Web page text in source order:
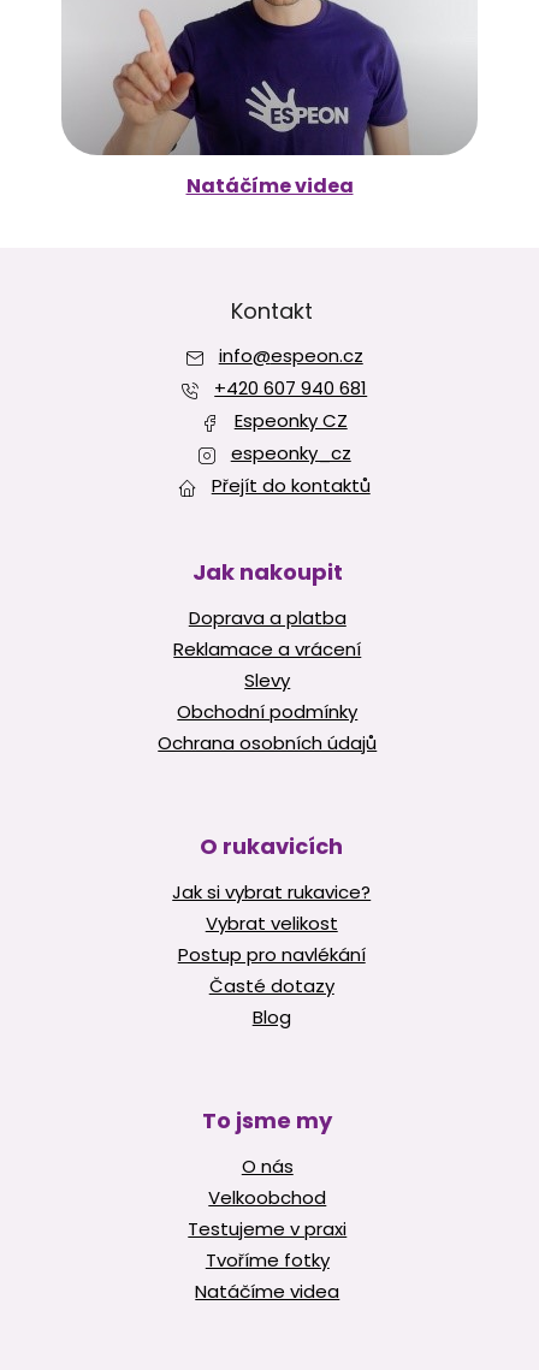
Natáčíme videa
Kontakt
info@espeon.cz
+420 607 940 681
Espeonky CZ
espeonky_cz
Přejít do kontaktů
Jak nakoupit
Doprava a platba
Reklamace a vrácení
Slevy
Obchodní podmínky
Ochrana osobních údajů
O rukavicích
Jak si vybrat rukavice?
Vybrat velikost
Postup pro navlékání
Časté dotazy
Blog
To jsme my
O nás
Velkoobchod
Testujeme v praxi
Tvoříme fotky
Natáčíme videa